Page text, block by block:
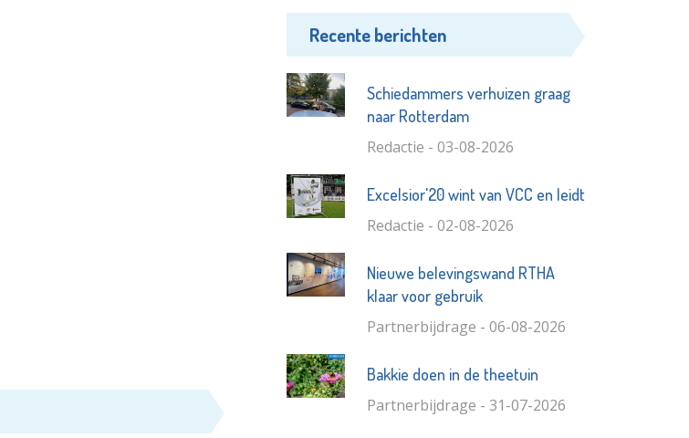
Recente berichten
Schiedammers verhuizen graag
naar Rotterdam
Redactie - 03-08-2026
Excelsior'20 wint van VCC en leidt
Redactie - 02-08-2026
Nieuwe belevingswand RTHA
klaar voor gebruik
Partnerbijdrage - 06-08-2026
Bakkie doen in de theetuin
Partnerbijdrage - 31-07-2026